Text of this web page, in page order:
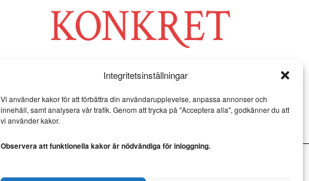
Integritetsinställningar
Vi använder kakor för att förbättra din användarupplevelse, anpassa annonser och
innehåll, samt analysera vår trafik. Genom att trycka på "Acceptera alla", godkänner du att
vi använder kakor.
Observera att funktionella kakor är nödvändiga för inloggning.